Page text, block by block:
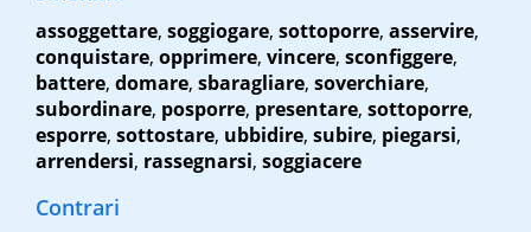
assoggettare, soggiogare, sottoporre, asservire,
conquistare, opprimere, vincere, sconfiggere,
battere, domare, sbaragliare, soverchiare,
subordinare, posporre, presentare, sottoporre,
esporre, sottostare, ubbidire, subire, piegarsi,
arrendersi, rassegnarsi, soggiacere
Contrari